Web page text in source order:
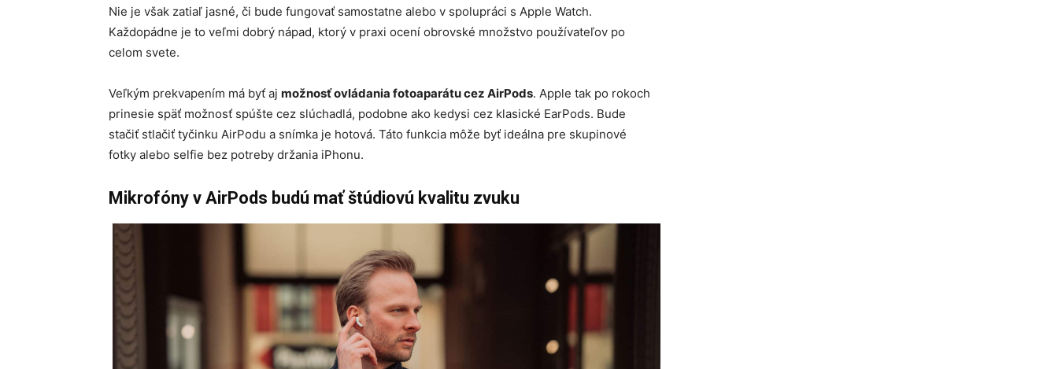
Nie je však zatiaľ jasné, či bude fungovať samostatne alebo v spolupráci s Apple Watch.
Každopádne je to veľmi dobrý nápad, ktorý v praxi ocení obrovské množstvo používateľov po
celom svete.
Veľkým prekvapením má byť aj možnosť ovládania fotoaparátu cez AirPods. Apple tak po rokoch
prinesie späť možnosť spúšte cez slúchadlá, podobne ako kedysi cez klasické EarPods. Bude
stačiť stlačiť tyčinku AirPodu a snímka je hotová. Táto funkcia môže byť ideálna pre skupinové
fotky alebo selfie bez potreby držania iPhonu.
Mikrofóny v AirPods budú mať štúdiovú kvalitu zvuku